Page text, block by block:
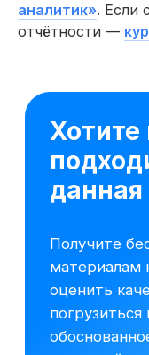
аналитик». Если
отчётности —
Начните
сегодня
Получите полную
в PDF или
материалам курса
оценить качество